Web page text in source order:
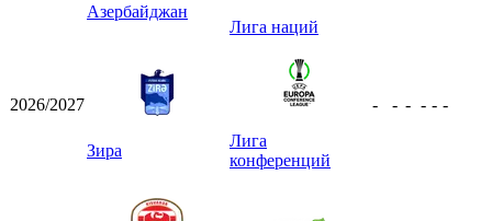
Азербайджан
Лига наций
2026/2027
Зира
Лига
конференций
- - - - - -